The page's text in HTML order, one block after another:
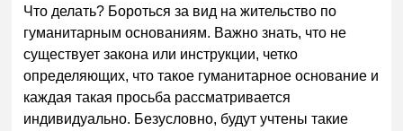
Что делать? Бороться за вид на жительство по
гуманитарным основаниям. Важно знать, что не
существует закона или инструкции, четко
определяющих, что такое гуманитарное основание и
каждая такая просьба рассматривается
индивидуально. Безусловно, будут учтены такие